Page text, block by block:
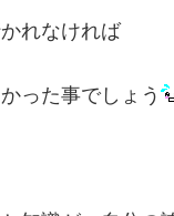
れなければ
った事でしょう